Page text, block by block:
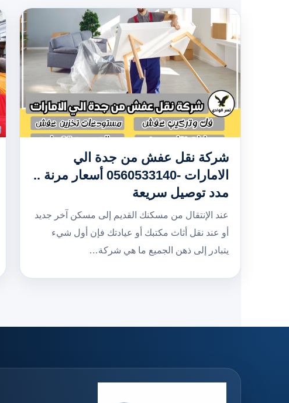
شركة نقل عفش من جدة الي
الامارات -0560533140 أسعار مرنة ..
مدد توصيل سريعة
عند الإنتقال من مسكنك القديم إلى مسكن آخر جديد
أو عند نقل أثاث مكتبك أو عيادتك فإن أول شيء
يتبادر إلى ذهن الجميع ما هي شركة…